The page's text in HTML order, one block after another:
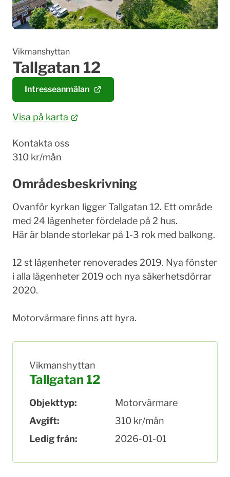
Vikmanshyttan
Tallgatan 12
Intresseanmälan
Visa på karta
Kontakta oss
310 kr/mån
Områdesbeskrivning
Ovanför kyrkan ligger Tallgatan 12. Ett område
med 24 lägenheter fördelade på 2 hus.
Här är blande storlekar på 1-3 rok med balkong.
12 st lägenheter renoverades 2019. Nya fönster
i alla lägenheter 2019 och nya säkerhetsdörrar
2020.
Motorvärmare finns att hyra.
Vikmanshyttan
Tallgatan 12
Objekttyp:
Motorvärmare
Avgift:
310 kr/mån
Ledig från:
2026-01-01